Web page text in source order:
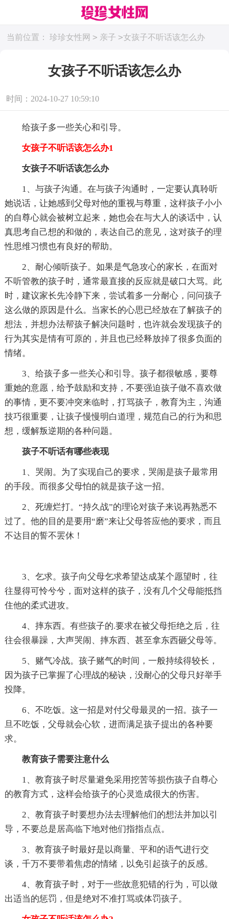
当前位置： 珍珍女性网 > 亲子 >女孩子不听话该怎么办
女孩子不听话该怎么办
时间：2024-10-27 10:59:10
给孩子多一些关心和引导。
女孩子不听话该怎么办1
女孩子不听话该怎么办
1、与孩子沟通。在与孩子沟通时，一定要认真聆听
她说话，让她感到父母对他的重视与尊重，这样孩子小小
的自尊心就会被树立起来，她也会在与大人的谈话中，认
真思考自己想的和做的，表达自己的意见，这对孩子的理
性思维习惯也有良好的帮助。
2、耐心倾听孩子。如果是气急攻心的家长，在面对
不听管教的孩子时，通常最直接的反应就是破口大骂。此
时，建议家长先冷静下来，尝试着多一分耐心，问问孩子
这么做的原因是什么。当家长的心思已经放在了解孩子的
想法，并想办法帮孩子解决问题时，也许就会发现孩子的
行为其实是情有可原的，并且也已经释放掉了很多负面的
情绪。
3、给孩子多一些关心和引导。孩子都很敏感，要尊
重她的意愿，给予鼓励和支持，不要强迫孩子做不喜欢做
的事情，更不要冲突来临时，打骂孩子，教育为主，沟通
技巧很重要，让孩子慢慢明白道理，规范自己的行为和思
想，缓解叛逆期的各种问题。
孩子不听话有哪些表现
1、哭闹。为了实现自己的要求，哭闹是孩子最常用
的手段。而很多父母怕的就是孩子这一招。
2、死缠烂打。“持久战”的理论对孩子来说再熟悉不
过了。他的目的是要用“磨”来让父母答应他的要求，而且
不达目的誓不罢休！
3、乞求。孩子向父母乞求希望达成某个愿望时，往
往显得可怜兮兮，面对这样的孩子，没有几个父母能抵挡
住他的柔式进攻。
4、摔东西。有些孩子的.要求在被父母拒绝之后，往
往会很暴躁，大声哭闹、摔东西、甚至拿东西砸父母等。
5、赌气冷战。孩子赌气的时间，一般持续得较长，
因为孩子已掌握了心理战的秘诀，没耐心的父母只好举手
投降。
6、不吃饭。这一招是对付父母最灵的一招。孩子一
旦不吃饭，父母就会心软，进而满足孩子提出的各种要
求。
教育孩子需要注意什么
1、教育孩子时尽量避免采用挖苦等损伤孩子自尊心
的教育方式，这样会给孩子的心灵造成很大的伤害。
2、教育孩子时要想办法去理解他们的想法并加以引
导，不要总是居高临下地对他们指指点点。
3、教育孩子时最好是以商量、平和的语气进行交
谈，千万不要带着焦虑的情绪，以免引起孩子的反感。
4、教育孩子时，对于一些故意犯错的行为，可以做
出适当的惩罚，但是绝对不准打骂或体罚孩子。